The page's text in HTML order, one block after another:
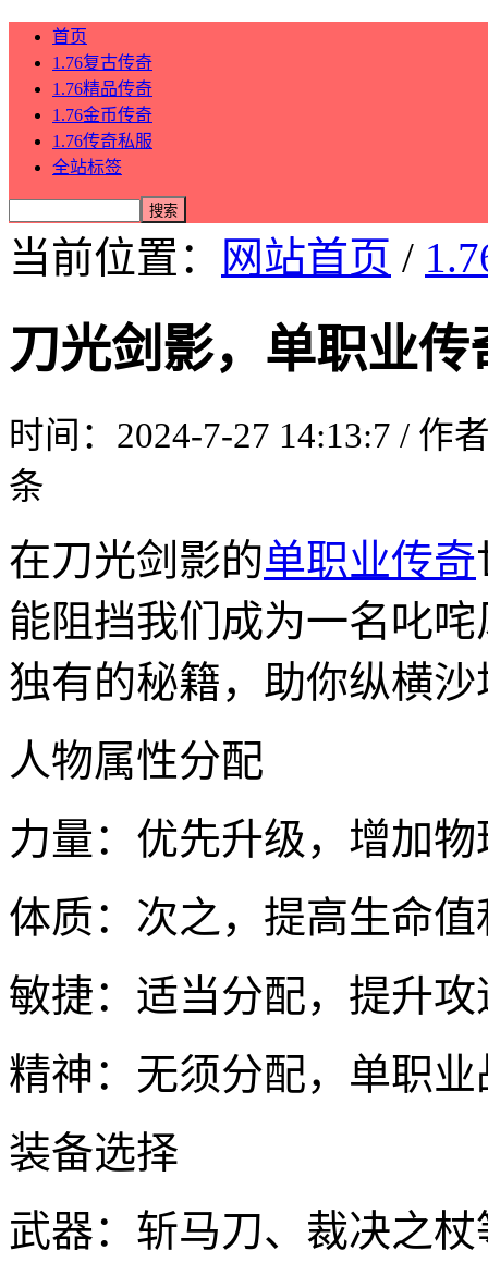
首页
1.76复古传奇
1.76精品传奇
1.76金币传奇
1.76传奇私服
全站标签
当前位置： 网站首页 /
刀光剑影，单职业传
时间：2024-7-27 14:13:7 / 作
条
在刀光剑影的单职业传奇
能阻挡我们成为一名叱
独有的秘籍，助你纵横
人物属性分配
力量：优先升级，增加
体质：次之，提高生命
敏捷：适当分配，提升
精神：无须分配，单职
装备选择
武器：斩马刀、裁决之